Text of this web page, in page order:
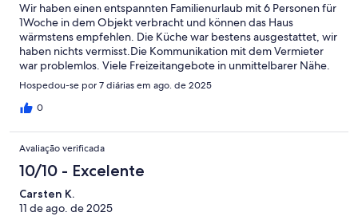
Wir haben einen entspannten Familienurlaub mit 6 Personen für
1Woche in dem Objekt verbracht und können das Haus
wärmstens empfehlen. Die Küche war bestens ausgestattet, wir
haben nichts vermisst.Die Kommunikation mit dem Vermieter
war problemlos. Viele Freizeitangebote in unmittelbarer Nähe.
Hospedou-se por 7 diárias em ago. de 2025
0
Avaliação verificada
10/10 - Excelente
Carsten K.
11 de ago. de 2025